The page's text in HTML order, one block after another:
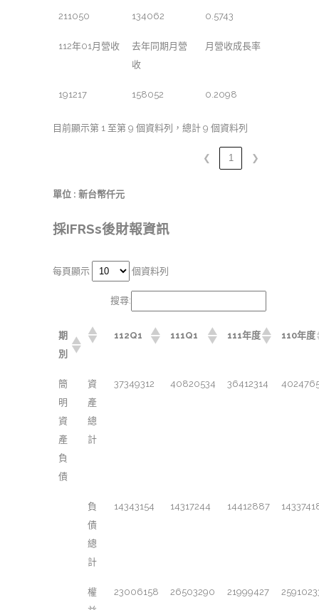
211050 134062 0.5743
112年01月營收
去年同期月營
收
月營收成長率
191217 158052 0.2098
目前顯示第 1 至第 9 個資料列，總計 9 個資料列
❮ 1 ❯
單位 : 新台幣仟元
採IFRSs後財報資訊
每頁顯示 個資料列
搜尋:
期
別
112Q1 111Q1 111年度 110年度
簡
明
資
產
負
債
資
產
總
計
37349312 40820534 36412314
負
債
總
計
14343154 14317244 14412887
權
23006158 26503290 21999427